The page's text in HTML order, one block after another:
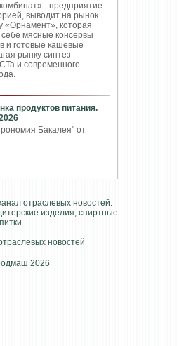
–предприятие
выводит на рынок
«Орнамент», которая
мясные консервы
и готовые кашевые
рынку синтез
и современного
продуктов питания.
Бакалея" от